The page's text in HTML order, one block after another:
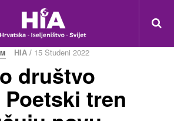
HIA / 15 Studeni 2022
društvo
tren